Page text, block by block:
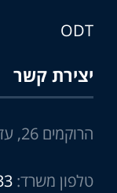
ODT
יצירת קשר
הרוקמים 26, עזריאלי חולון
טלפון משרד: